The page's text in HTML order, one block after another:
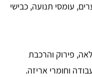
עומסי תנועה, כבישי
פירוק והרכבת
וחומרי אריזה.